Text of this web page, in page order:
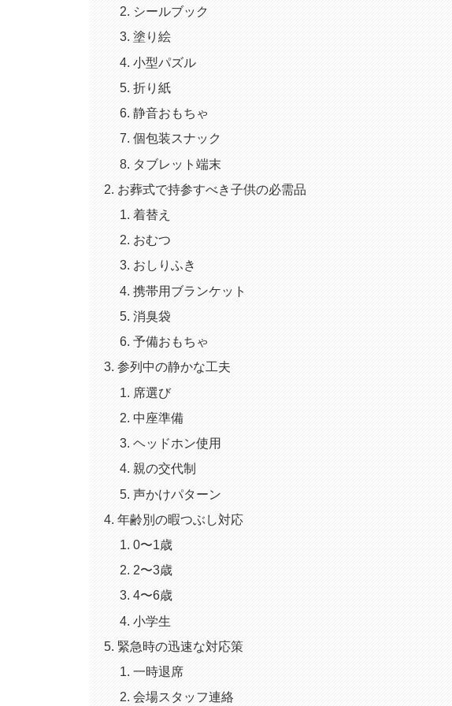
シールブック
塗り絵
小型パズル
折り紙
静音おもちゃ
個包装スナック
タブレット端末
お葬式で持参すべき子供の必需品
着替え
おむつ
おしりふき
携帯用ブランケット
消臭袋
予備おもちゃ
参列中の静かな工夫
席選び
中座準備
ヘッドホン使用
親の交代制
声かけパターン
年齢別の暇つぶし対応
0〜1歳
2〜3歳
4〜6歳
小学生
緊急時の迅速な対応策
一時退席
会場スタッフ連絡